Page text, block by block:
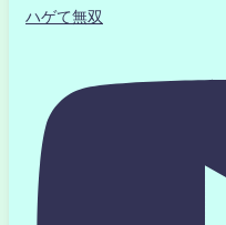
ハゲて無双